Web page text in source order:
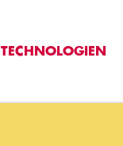
TECHNOLOGIEN